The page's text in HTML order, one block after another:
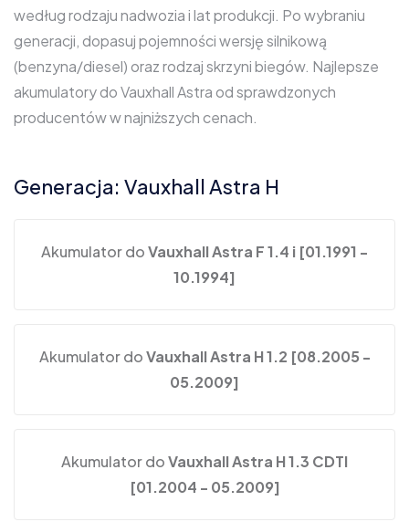
według rodzaju nadwozia i lat produkcji. Po wybraniu
generacji, dopasuj pojemności wersję silnikową
(benzyna/diesel) oraz rodzaj skrzyni biegów. Najlepsze
akumulatory do Vauxhall Astra od sprawdzonych
producentów w najniższych cenach.
Generacja: Vauxhall Astra H
Akumulator doVauxhall Astra F 1.4 i [01.1991 -
10.1994]
Akumulator doVauxhall Astra H 1.2 [08.2005 -
05.2009]
Akumulator doVauxhall Astra H 1.3 CDTI
[01.2004 - 05.2009]